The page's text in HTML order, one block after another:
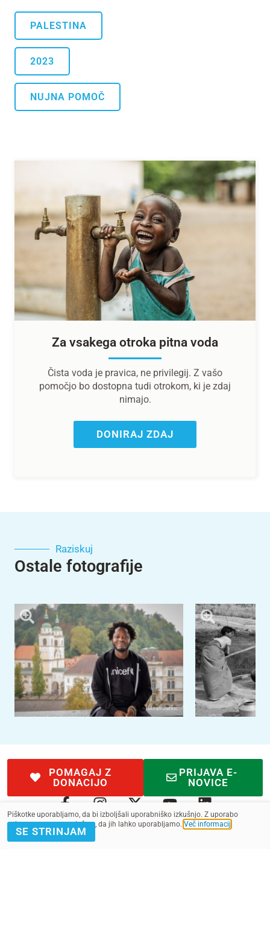
PALESTINA
2023
NUJNA POMOČ
Za vsakega otroka pitna voda
Čista voda je pravica, ne privilegij. Z vašo
pomočjo bo dostopna tudi otrokom, ki je zdaj
nimajo.
DONIRAJ ZDAJ
Raziskuj
Ostale fotografije
Miran Juršič
POMAGAJ Z
DONACIJO
PRIJAVA E-
NOVICE
Piškotke uporabljamo, da bi izboljšali uporabniško izkušnjo. Z uporabo
spletnega mesta soglašate, da jih lahko uporabljamo. Več informacij
SE STRINJAM